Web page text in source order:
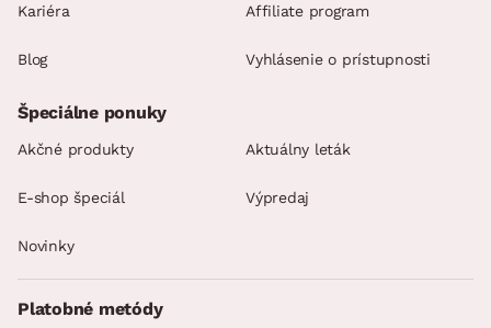
Kariéra
Blog
Affiliate program
Vyhlásenie o prístupnosti
Špeciálne ponuky
Akčné produkty Aktuálny leták
E-shop špeciál Výpredaj
Novinky
Platobné metódy